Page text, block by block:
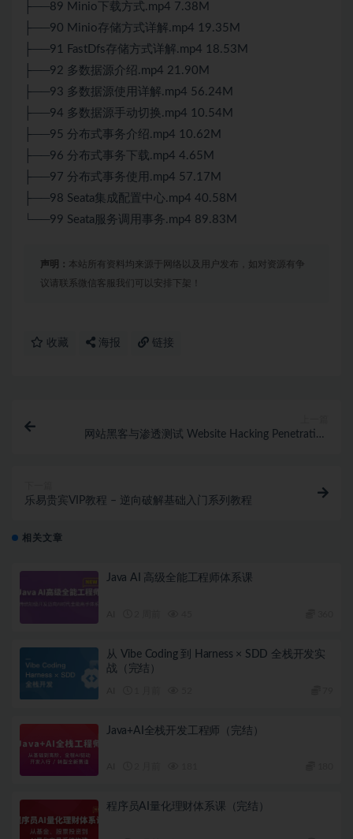
├──89 Minio下载方式.mp4 7.38M
├──90 Minio存储方式详解.mp4 19.35M
├──91 FastDfs存储方式详解.mp4 18.53M
├──92 多数据源介绍.mp4 21.90M
├──93 多数据源使用详解.mp4 56.24M
├──94 多数据源手动切换.mp4 10.54M
├──95 分布式事务介绍.mp4 10.62M
├──96 分布式事务下载.mp4 4.65M
├──97 分布式事务使用.mp4 57.17M
├──98 Seata集成配置中心.mp4 40.58M
└──99 Seata服务调用事务.mp4 89.83M
声明： 本站所有资料均来源于网络以及用户发布，如对资源有争
议请联系微信客服我们可以安排下架！
收藏 海报 链接
网站黑客与渗透测试 Website Hacking Penetration
乐易贵宾VIP教程 – 逆向破解基础入门系列教程
相关文章
Java AI 高级全能工程师体系课
从 Vibe Coding 到 Harness × SDD 全栈开发实
战（完结）
Java+AI全栈开发工程师（完结）
程序员AI量化理财体系课（完结）